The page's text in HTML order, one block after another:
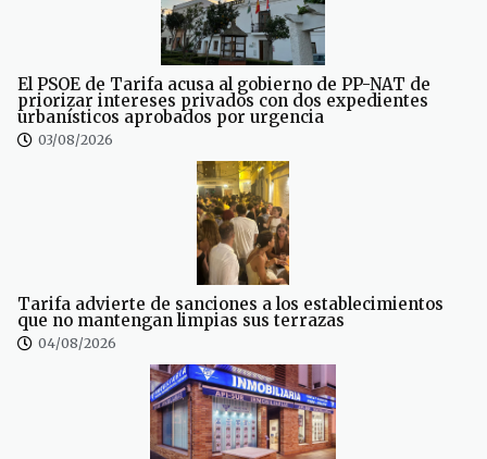
El PSOE de Tarifa acusa al gobierno de PP-NAT de
priorizar intereses privados con dos expedientes
urbanísticos aprobados por urgencia
03/08/2026
Tarifa advierte de sanciones a los establecimientos
que no mantengan limpias sus terrazas
04/08/2026